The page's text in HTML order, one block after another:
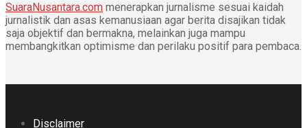
SuaraNusantara.com menerapkan jurnalisme sesuai kaidah
jurnalistik dan asas kemanusiaan agar berita disajikan tidak
saja objektif dan bermakna, melainkan juga mampu
membangkitkan optimisme dan perilaku positif para pembaca.
Disclaimer